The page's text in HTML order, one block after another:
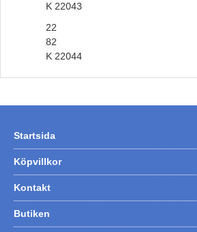
K 22043
22
82
K 22044
Startsida
Köpvillkor
Kontakt
Butiken